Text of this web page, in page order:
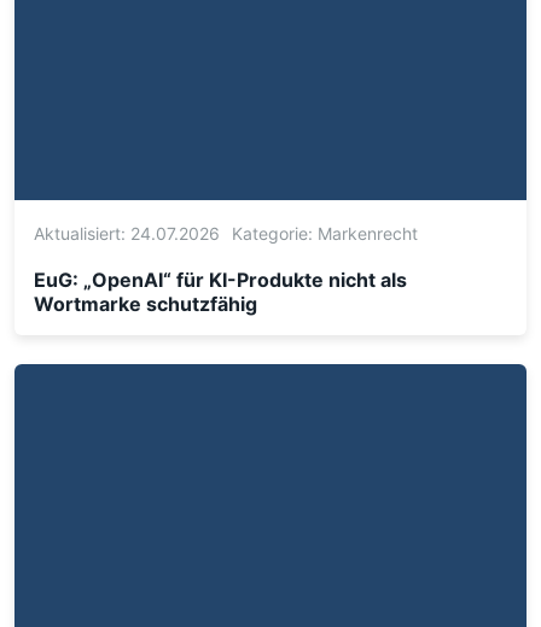
Aktualisiert: 24.07.2026 Kategorie: Markenrecht
EuG: „OpenAI“ für KI-Produkte nicht als
Wortmarke schutzfähig